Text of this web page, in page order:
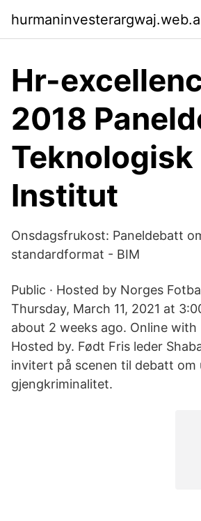
Hr-
2018
Teknologisk
Institut
Onsdagsfrukost: Paneldebatt
standardformat - BIM
Public · Hosted by Norges
Thursday, March 11, 2021 at
about 2 weeks ago. Online with
Hosted by. Født Fris leder
invitert på scenen til debatt om
gjengkriminalitet.